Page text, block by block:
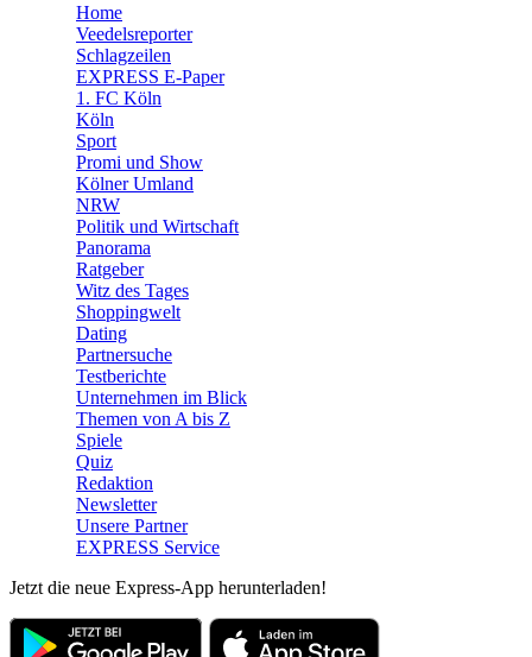
🛒 Shoppingwelt
Home
Veedelsreporter
Schlagzeilen
EXPRESS E-Paper
1. FC Köln
Köln
Sport
Promi und Show
Kölner Umland
NRW
Politik und Wirtschaft
Panorama
Ratgeber
Witz des Tages
Shoppingwelt
Dating
Partnersuche
Testberichte
Unternehmen im Blick
Themen von A bis Z
Spiele
Quiz
Redaktion
Newsletter
Unsere Partner
EXPRESS Service
Jetzt die neue Express-App herunterladen!